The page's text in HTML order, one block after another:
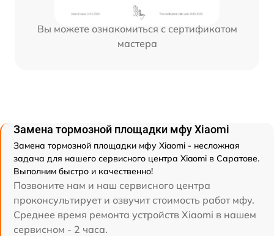
Вы можете ознакомиться с сертификатом
мастера
Замена тормозной площадки мфу Xiaomi
Замена тормозной площадки мфу Xiaomi - несложная
задача для нашего сервисного центра Xiaomi в Саратове.
Выполним быстро и качественно!
Позвоните нам и наш сервисного центра
проконсультирует и озвучит стоимость работ мфу.
Среднее время ремонта устройств Xiaomi в нашем
сервисном - 2 часа.